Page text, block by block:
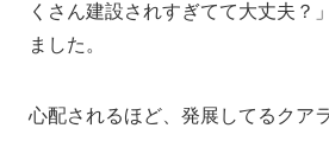
くさん建設されすぎてて大丈夫？
ました。
心配されるほど、発展してるクア